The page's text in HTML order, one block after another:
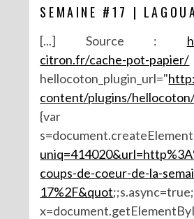
SEMAINE #17 |
[...] Source :
citron.fr/cache-pot-papier/
hellocoton_plugin_url="
content/plugins/
{var
coups-de-coeur-de-la-
17%2F&quot